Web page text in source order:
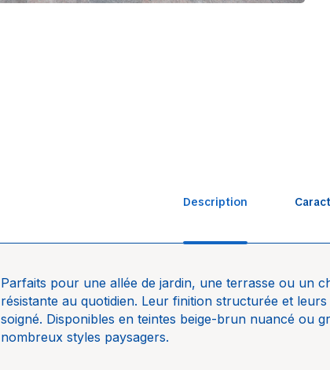
Description
Parfaits pour une allée de jardin, une terrasse ou un
résistante au quotidien. Leur finition structurée et
soigné. Disponibles en teintes beige-brun nuancé ou
nombreux styles paysagers.
Univers
Marque